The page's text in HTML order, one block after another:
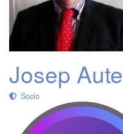
Josep
Socio